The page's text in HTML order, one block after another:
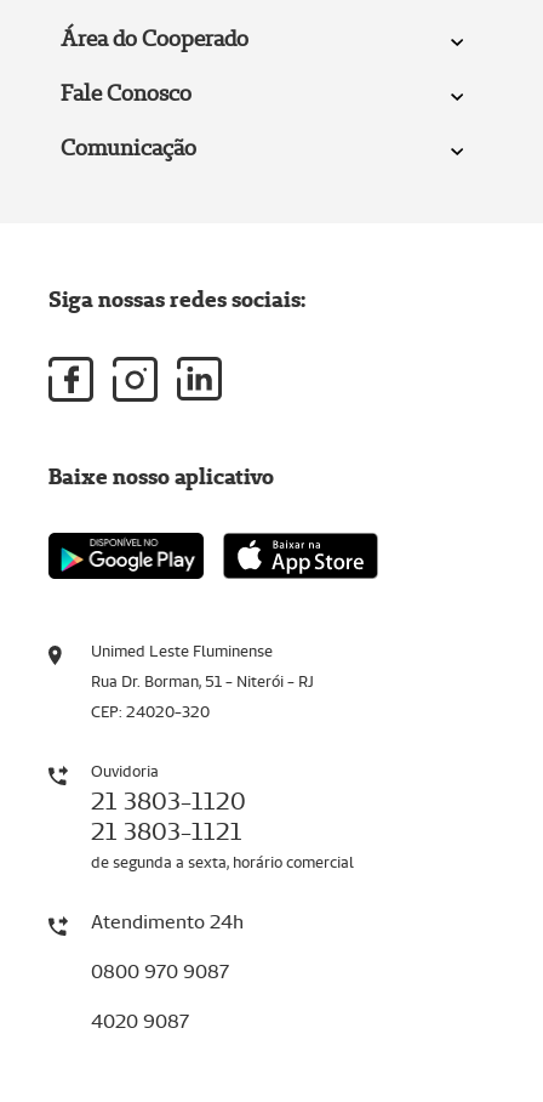
Área do Cooperado
Fale Conosco
Comunicação
Unimed Leste Fluminense
Rua Dr. Borman, 51 - Niterói - RJ
CEP: 24020-320
Ouvidoria
21 3803-1120
21 3803-1121
de segunda a sexta, horário comercial
Atendimento 24h
0800 970 9087
4020 9087
Siga nossas redes sociais:
Baixe nosso aplicativo